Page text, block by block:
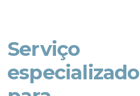
Serviço
especializado